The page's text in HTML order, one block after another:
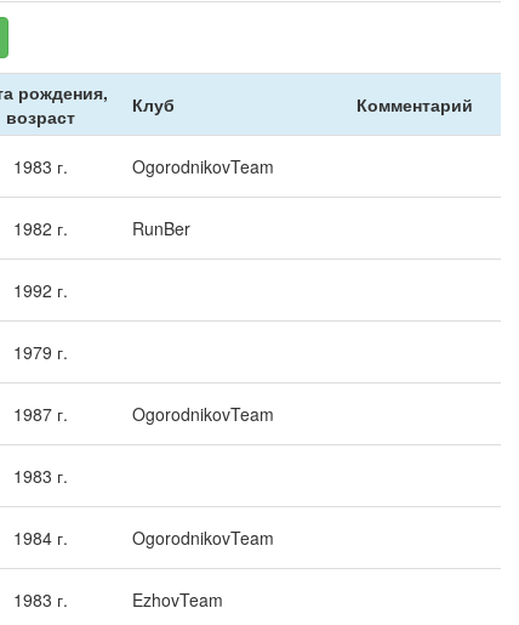
рождения,
возраст
Клуб Комментарий
1983 г. OgorodnikovTeam
1982 г. RunBer
1992 г.
1979 г.
1987 г. OgorodnikovTeam
1983 г.
1984 г. OgorodnikovTeam
1983 г. EzhovTeam